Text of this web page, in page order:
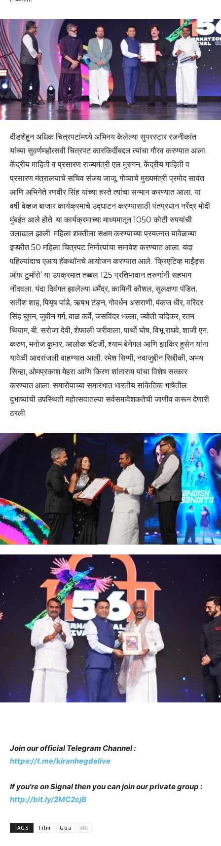
दीडशेहून अधिक चित्रपटांमध्ये अभिनय केलेल्या सुपरस्टार रजनीकांत
यांच्या सुवर्णमहोत्सवी चित्रपट कारकिर्दीबद्दल त्यांचा गौरव करण्यात आला.
केंद्रीय माहिती व प्रसारण राज्यमंत्री एल मुरुगन, केंद्रीय माहिती व
प्रसारण मंत्रालयाचे सचिव संजय जाजू, गोव्याचे मुख्यमंत्री प्रमोद सावंत
आणि अभिनेते रणवीर सिंह यांच्या हस्ते त्यांचा सन्मान करण्यात आला. या
वर्षी वेव्हज बाजार कार्यक्रमाचे उद्घाटन करण्यासाठी पंतप्रधान नरेंद्र मोदी
मुंबईत आले होते. या कार्यक्रमाच्या माध्यमातून 1050 कोटी रुपयांची
उलाढाल झाली. महिला शक्तीला सक्षम करण्याच्या प्रयत्नात यावेळच्या
इफ्फीत 50 महिला चित्रपट निर्मात्यांचा समावेश करण्यात आला. यंदा
पहिल्यांदाच एआय हॅकथॉनचे आयोजन करण्यात आले. ‘क्रिएटिव्ह माईंड्स
ऑफ टुमॉरो’ या उपक्रमात तब्बल 125 प्रतिभावान तरुणांनी सहभाग
नोंदवला. यंदा दिवंगत झालेल्या धर्मेंद्र, कामिनी कौशल, सुलक्षणा पंडित,
सतीश शाह, पियूष पांडे, ऋषभ टंडन, गोवर्धन असराणी, पंकज धीर, वरिंदर
सिंह घुमन, जुबीन गर्ग, बाळ कर्वे, जसविंदर भल्ला, ज्योती चांदेकर, रतन
थियाम, बी. सरोजा देवी, शेफाली जरीवाला, पार्थो घोष, विभू राघवे, शाजी एन.
करुण, मनोज कुमार, आलोक चॅटर्जी, श्याम बेनेगल आणि झाकिर हुसेन यांना
यावेळी आदरांजली वाहण्यात आली. रमेश सिप्पी, नवाजुद्दीन सिद्दीकी, अभय
सिन्हा, ओमप्रकाश मेहरा आणि किरण शांताराम यांचा विशेष सत्कार
करण्यात आला. समारोपाच्या समारंभात भारतीय सांकेतिक भाषेतील
दुभाष्यांची उपस्थिती महोत्सवातल्या सर्वसमावेशकतेची जाणीव करून देणारी
ठरली.
Join our official Telegram Channel :
https://t.me/kiranhegdelive
If you're on Signal then you can join our private group :
http://bit.ly/2MC2cjB
TAGS Film Goa iffi